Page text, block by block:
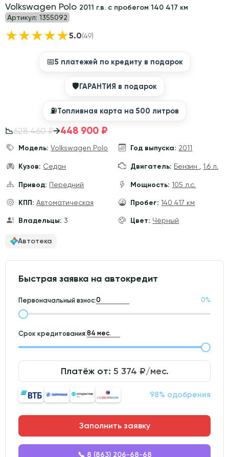
Volkswagen Polo 2011 г.в. с пробегом 140 417 км
Артикул: 1355092
★★★★★5.0(49)
📅5 платежей по кредиту в подарок
🛡ГАРАНТИЯ в подарок
⛽️Топливная карта на 500 литров
📉628 460 ₽→448 900 ₽
Модель: Volkswagen Polo Год выпуска: 2011
Кузов: Седан Двигатель: Бензин ,1.6 л.
Привод: Передний Мощность: 105 л.с.
КПП: Автоматическая Пробег: 140 417 км
Владельцы: 3 Цвет: Чёрный
Автотека
Быстрая заявка на автокредит
Первоначальный взнос: 0%
Срок кредитования:
Платёж от: 5 374 ₽/мес.
98% одобрения
Заполнить заявку
📞 8 (863) 206-68-68